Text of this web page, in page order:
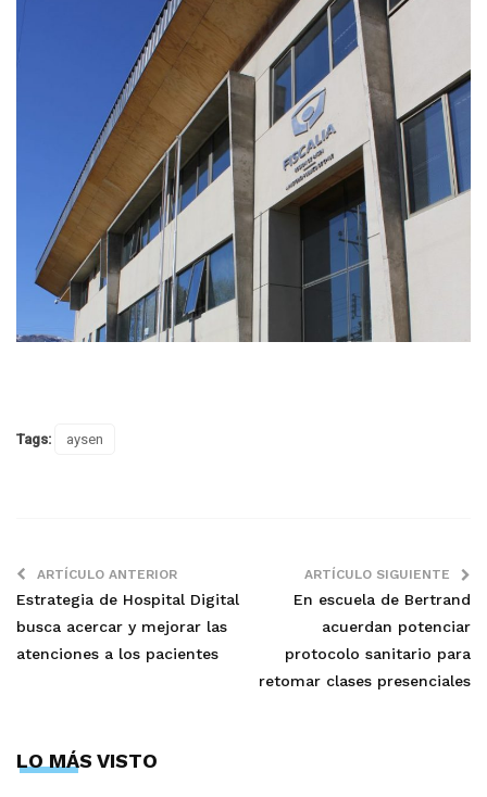
Tags: aysen
ARTÍCULO ANTERIOR
Estrategia de Hospital Digital
busca acercar y mejorar las
atenciones a los pacientes
ARTÍCULO SIGUIENTE
En escuela de Bertrand
acuerdan potenciar
protocolo sanitario para
retomar clases presenciales
LO MÁS VISTO